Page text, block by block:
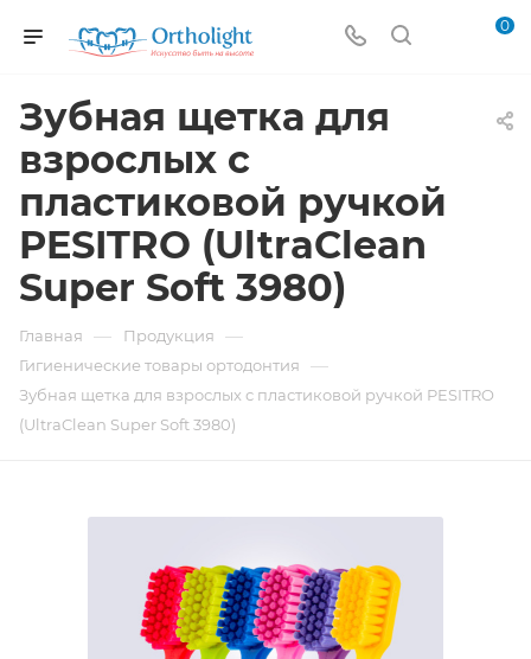
0
Зубная щетка для
взрослых с
пластиковой ручкой
PESITRO (UltraClean
Super Soft 3980)
Главная — Продукция —
Гигиенические товары ортодонтия —
Зубная щетка для взрослых с пластиковой ручкой PESITRO
(UltraClean Super Soft 3980)